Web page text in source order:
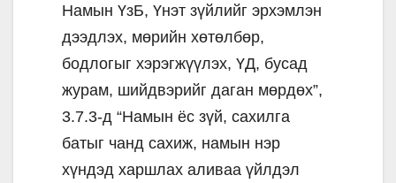
Намын ҮзБ, Үнэт зүйлийг эрхэмлэн
дээдлэх, мөрийн хөтөлбөр,
бодлогыг хэрэгжүүлэх, ҮД, бусад
журам, шийдвэрийг даган мөрдөх”,
3.7.3-д “Намын ёс зүй, сахилга
батыг чанд сахиж, намын нэр
хүндэд харшлах аливаа үйлдэл